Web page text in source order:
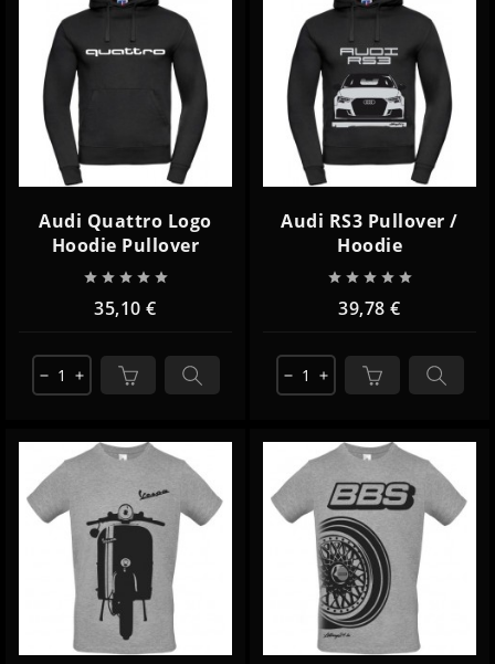
Audi Quattro Logo
Hoodie Pullover
    
35,10 €
remove add
Audi RS3 Pullover /
Hoodie
    
39,78 €
remove add